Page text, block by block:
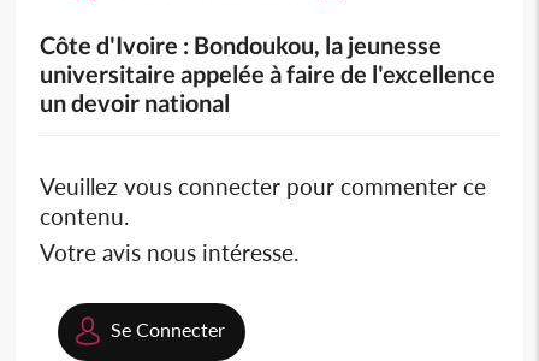
Côte d'Ivoire : Bondoukou, la jeunesse
universitaire appelée à faire de l'excellence
un devoir national
Veuillez vous connecter pour commenter ce
contenu.
Votre avis nous intéresse.
Se Connecter